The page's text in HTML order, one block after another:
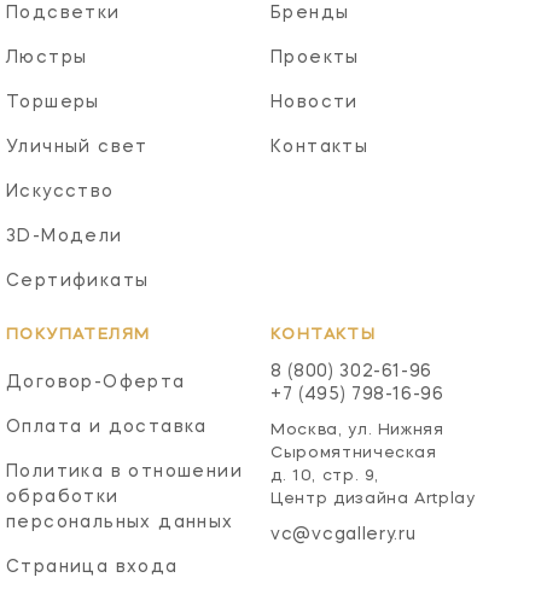
Подсветки
Люстры
Торшеры
Уличный свет
Искусство
3D-Модели
Сертификаты
Бренды
Проекты
Новости
Контакты
ПОКУПАТЕЛЯМ
Договор-Оферта
Оплата и доставка
Политика в отношении
обработки
персональных данных
Страница входа
КОНТАКТЫ
8 (800) 302-61-96
+7 (495) 798-16-96
Москва, ул. Нижняя
Сыромятническая
д. 10, стр. 9,
Центр дизайна Artplay
vc@vcgallery.ru